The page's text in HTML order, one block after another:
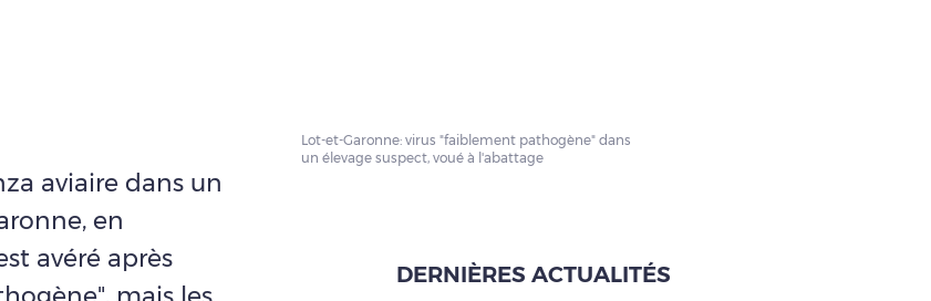
aviaire dans un
en
avéré après
Lot-et-Garonne: virus "faiblement pathogène" dans
un élevage suspect, voué à l'abattage
DERNIÈRES ACTUALITÉS